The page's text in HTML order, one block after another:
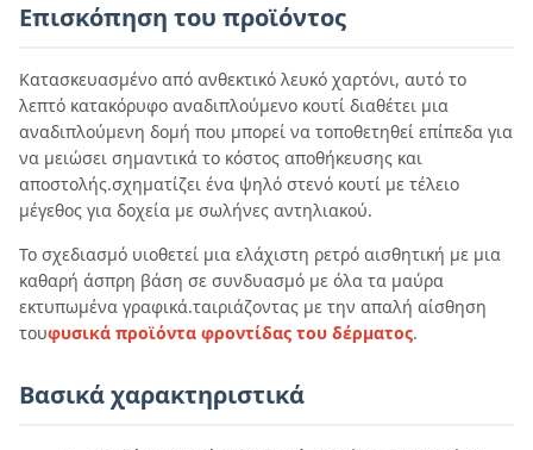
Επισκόπηση του προϊόντος
Κατασκευασμένο από ανθεκτικό λευκό χαρτόνι, αυτό το
λεπτό κατακόρυφο αναδιπλούμενο κουτί διαθέτει μια
αναδιπλούμενη δομή που μπορεί να τοποθετηθεί επίπεδα για
να μειώσει σημαντικά το κόστος αποθήκευσης και
αποστολής.σχηματίζει ένα ψηλό στενό κουτί με τέλειο
μέγεθος για δοχεία με σωλήνες αντηλιακού.
Το σχεδιασμό υιοθετεί μια ελάχιστη ρετρό αισθητική με μια
καθαρή άσπρη βάση σε συνδυασμό με όλα τα μαύρα
εκτυπωμένα γραφικά.ταιριάζοντας με την απαλή αίσθηση
τουφυσικά προϊόντα φροντίδας του δέρματος.
Βασικά χαρακτηριστικά